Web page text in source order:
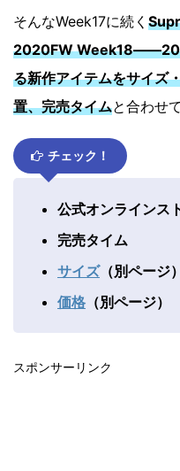
そんなWeek17に続く
2020FW
る新作アイテムをサイズ
置、完売タイムと合わせ
チェック！
公式オンラインス
完売タイム
サイズ（別ページ）
価格 （別ページ）
スポンサーリンク